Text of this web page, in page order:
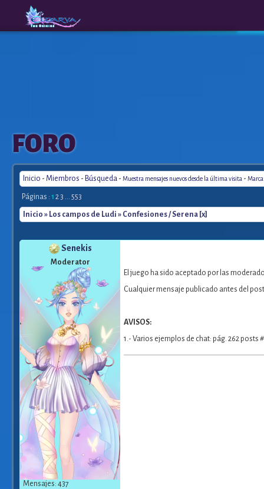
The
Origins
FORO
Inicio - Miembros - Búsqueda - Muestra mensajes nuevos desde la última visita - Marca
Páginas : 1 23 ... 553
Inicio » Los campos de Ludi » Confesiones / Serena [x]
Senekis
Moderator
Mensajes: 437
El juego ha sido aceptado por las
Cualquier mensaje publicado antes del
AVISOS:
1.- Varios ejemplos de chat: pág. 262 posts